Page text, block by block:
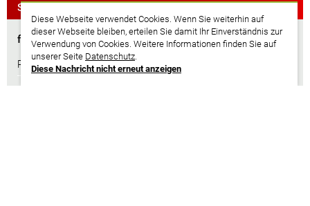
Diese Webseite verwendet Cookies. Wenn Sie weiterhin auf
dieser Webseite bleiben, erteilen Sie damit Ihr Einverständnis zur
Verwendung von Cookies. Weitere Informationen finden Sie auf
unserer Seite Datenschutz.
Diese Nachricht nicht erneut anzeigen
Schnell nachgeschlagen ...
für die JAV-Wahl
Personalratswahl im Saarland – Alles auf einen Blick
JAV-Wahl (nach BetrVG)